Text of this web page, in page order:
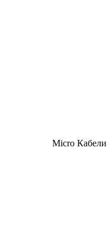
Micro Кабели